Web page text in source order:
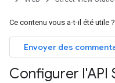
Ce contenu vous a-t-il été utile ?
Envoyer des
Configurer l'API